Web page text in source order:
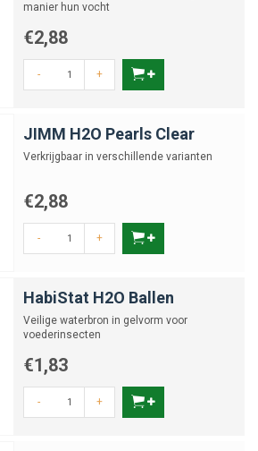
manier hun vocht
€2,88
- +
JIMM H2O Pearls Clear
Verkrijgbaar in verschillende varianten
€2,88
- +
HabiStat H2O Ballen
Veilige waterbron in gelvorm voor
voederinsecten
€1,83
- +